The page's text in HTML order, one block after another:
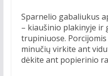
Sparnelio gabaliukus
– kiaušinio plakinyje ir
trupiniuose.
minučių virkite ant
dėkite ant popierinio